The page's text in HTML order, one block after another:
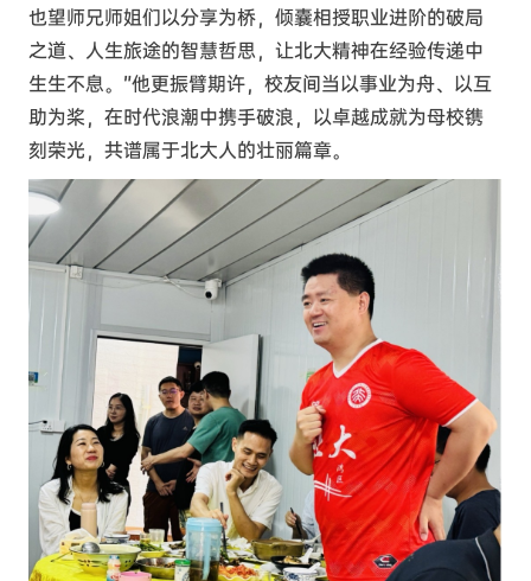
也望师兄师姐们以分享为桥，倾囊相授职业进阶的破局
之道、人生旅途的智慧哲思，让北大精神在经验传递中
生生不息。”他更振臂期许，校友间当以事业为舟、以互
助为桨，在时代浪潮中携手破浪，以卓越成就为母校镌
刻荣光，共谱属于北大人的壮丽篇章。